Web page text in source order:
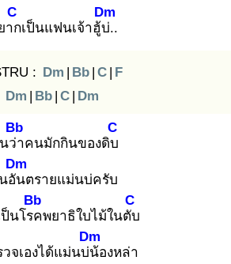
าก
C
เป็นแฟนเจ้าฮู้บ่.
Dm
.
: Dm | Bb | C | F
Dm | Bb | C | Dm
ว่า
Bb
คนมักกินของดิบ
C
อัน
Dm
ตรายแม่นบ่ครับ
ป็นโรค
Bb
พยาธิใบไม้ในตับ
C
จเองได้แม่นบ่น้
Dm
องหล่า